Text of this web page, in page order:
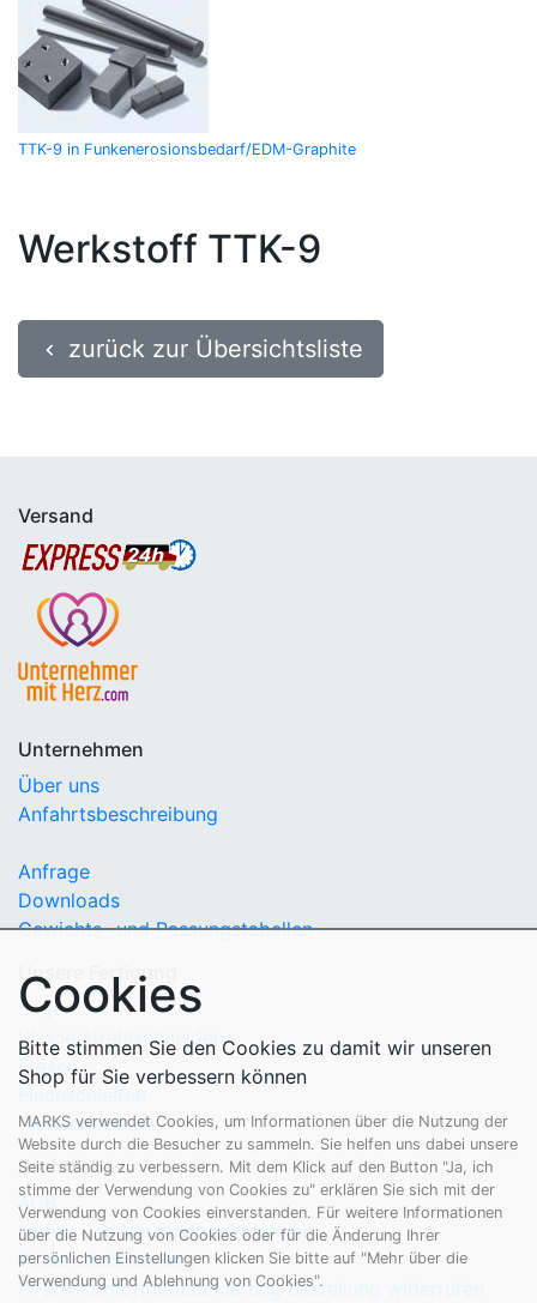
TTK-9 in Funkenerosionsbedarf/EDM-Graphite
Werkstoff TTK-9
keyboard_arrow_left zurück zur Übersichtsliste
Versand
Unternehmen
Über uns
Anfahrtsbeschreibung
Anfrage
Downloads
Gewichts- und Passungstabellen
Unsere Fertigung
Sägen
Wasserstrahlschneiden
Fräsen
Flachschleifen
Tieflochbohren
Rechtliches
AGB
Liefer- und Versandbedingungen
Widerrufsbelehrung
PPWR-Konformitätserklärung Bestellung widerrufen
Cookies
Bitte stimmen Sie den Cookies zu damit wir unseren
Shop für Sie verbessern können
MARKS verwendet Cookies, um Informationen über die Nutzung der
Website durch die Besucher zu sammeln. Sie helfen uns dabei unsere
Seite ständig zu verbessern. Mit dem Klick auf den Button "Ja, ich
stimme der Verwendung von Cookies zu" erklären Sie sich mit der
Verwendung von Cookies einverstanden. Für weitere Informationen
über die Nutzung von Cookies oder für die Änderung Ihrer
persönlichen Einstellungen klicken Sie bitte auf "Mehr über die
Verwendung und Ablehnung von Cookies".